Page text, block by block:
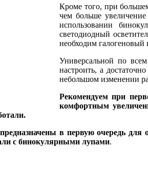
Кроме того, при
чем больше
использовании
светодиодный
необходим
Универсальной по
настроить, а
небольшом изменении
Рекомендуем при
комфортным
в первую очередь
с бинокулярными лупами.